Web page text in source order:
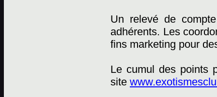
Un relevé de
adhérents. Les
fins marketing pour
Le cumul des points
site